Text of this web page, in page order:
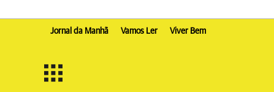
Jornal da Manhã Vamos Ler Viver Bem